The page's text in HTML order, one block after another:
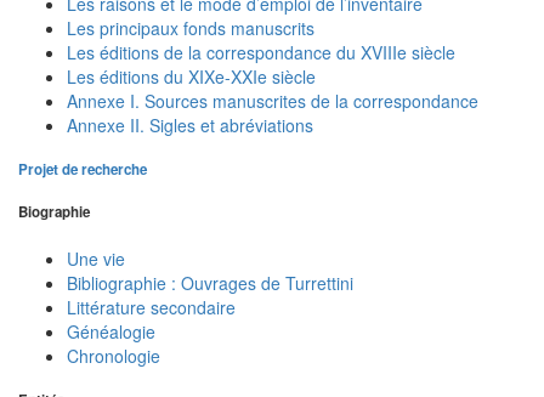
Les principaux fonds manuscrits
Les éditions de la correspondance du XVIIIe siècle
Les éditions du XIXe-XXIe siècle
Annexe I. Sources manuscrites de la correspondance
Annexe II. Sigles et abréviations
Projet de recherche
Biographie
Une vie
Bibliographie : Ouvrages de Turrettini
Littérature secondaire
Généalogie
Chronologie